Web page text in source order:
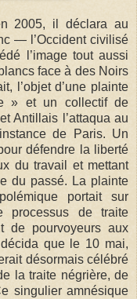
2005, il déclara au
— l’Occident civilisé
l’image tout aussi
face à des Noirs
l’objet d’une plainte
» et un collectif de
Antillais l’attaqua au
de Paris. Un
défendre la liberté
du travail et mettant
du passé. La plainte
portait sur
processus de traite
de pourvoyeurs aux
que le 10 mai,
désormais célébré
la traite négrière, de
singulier amnésique